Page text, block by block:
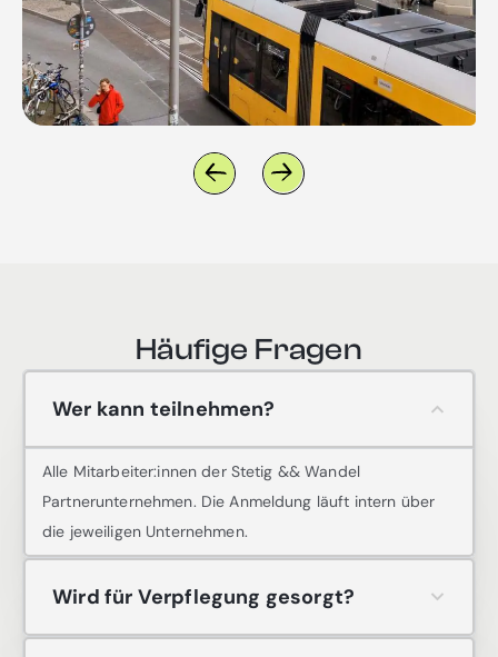
Häufige Fragen
Wer kann teilnehmen?
Alle Mitarbeiter:innen der Stetig && Wandel
Partnerunternehmen. Die Anmeldung läuft intern über
die jeweiligen Unternehmen.
Wird für Verpflegung gesorgt?